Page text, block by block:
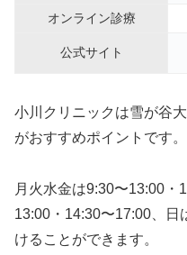
オンライン診療
公式サイト
小川クリニックは雪が谷
がおすすめポイントです。
月火水金は9:30〜13:00・
13:00・14:30〜17:00、日
けることができます。